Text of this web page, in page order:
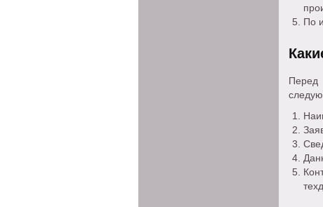
По